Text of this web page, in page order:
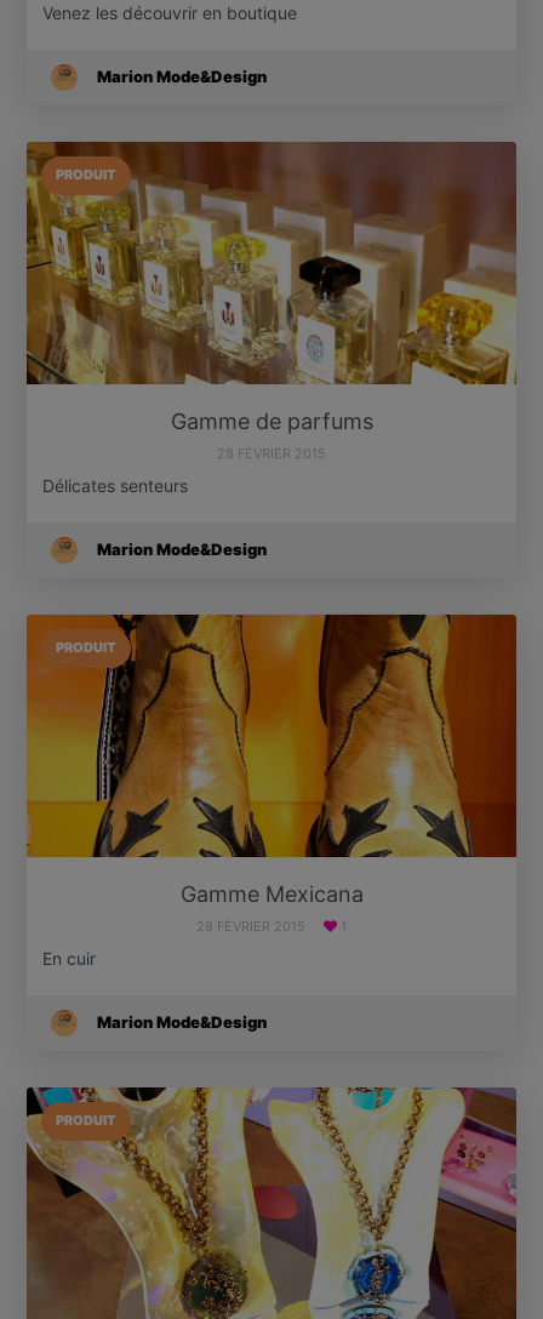
Venez les découvrir en boutique
Marion Mode&Design
PRODUIT
Gamme de parfums
28 FÉVRIER 2015
Délicates senteurs
Marion Mode&Design
PRODUIT
Gamme Mexicana
28 FÉVRIER 2015 1
En cuir
Marion Mode&Design
PRODUIT